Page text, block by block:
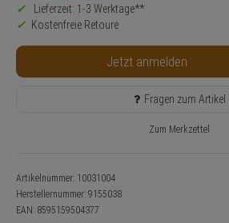
Lieferzeit: 1-3 Werktage**
Kostenfreie Retoure
Jetzt anmelden
Fragen zum Artikel
Zum Merkzettel
Artikelnummer: 10031004
Herstellernummer: 9155038
EAN: 8595159504377